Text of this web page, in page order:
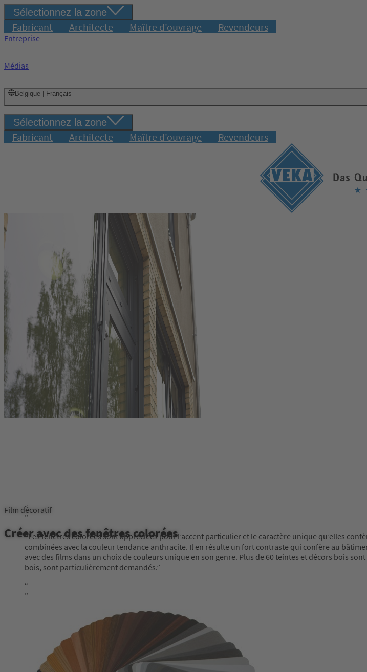
Sélectionnez la zone
Fabricant Architecte Maître d'ouvrage Revendeurs
Entreprise
Médias
Belgique | Français
Sélectionnez la zone
Fabricant Architecte Maître d'ouvrage Revendeurs
Film décoratif
Créer avec des fenêtres colorées
Les fenêtres colorées sont appréciées pour l’accent particulier et le caractère unique qu’elles
combinées avec la couleur tendance anthracite. Il en résulte un fort contraste qui confère au
avec des films dans un choix de couleurs unique en son genre. Plus de 60 teintes et décors bois
bois, sont particulièrement demandés.